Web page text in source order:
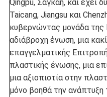
Qingpu, Σαγκάη, και έχει
Taicang, Jiangsu και
κυβερνώντας μονάδα της
αδιάβροχη ένωση, μια
επαγγελματικής
πλαστικής ένωσης, μια
μια αξιοπιστία στην
μόνο βοηθά την